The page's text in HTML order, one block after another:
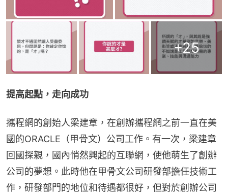
+25
提高起點，走向成功
攜程網的創始人梁建章，在創辦攜程網之前一直在美
國的ORACLE（甲骨文）公司工作。有一次，梁建章
回國探親，國內悄然興起的互聯網，使他萌生了創辦
公司的夢想。此時他在甲骨文公司研發部擔任技術工
作，研發部門的地位和待遇都很好，但對於創辦公司